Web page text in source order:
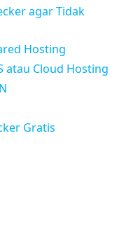
agar Tidak
Hosting
atau Cloud Hosting
Gratis